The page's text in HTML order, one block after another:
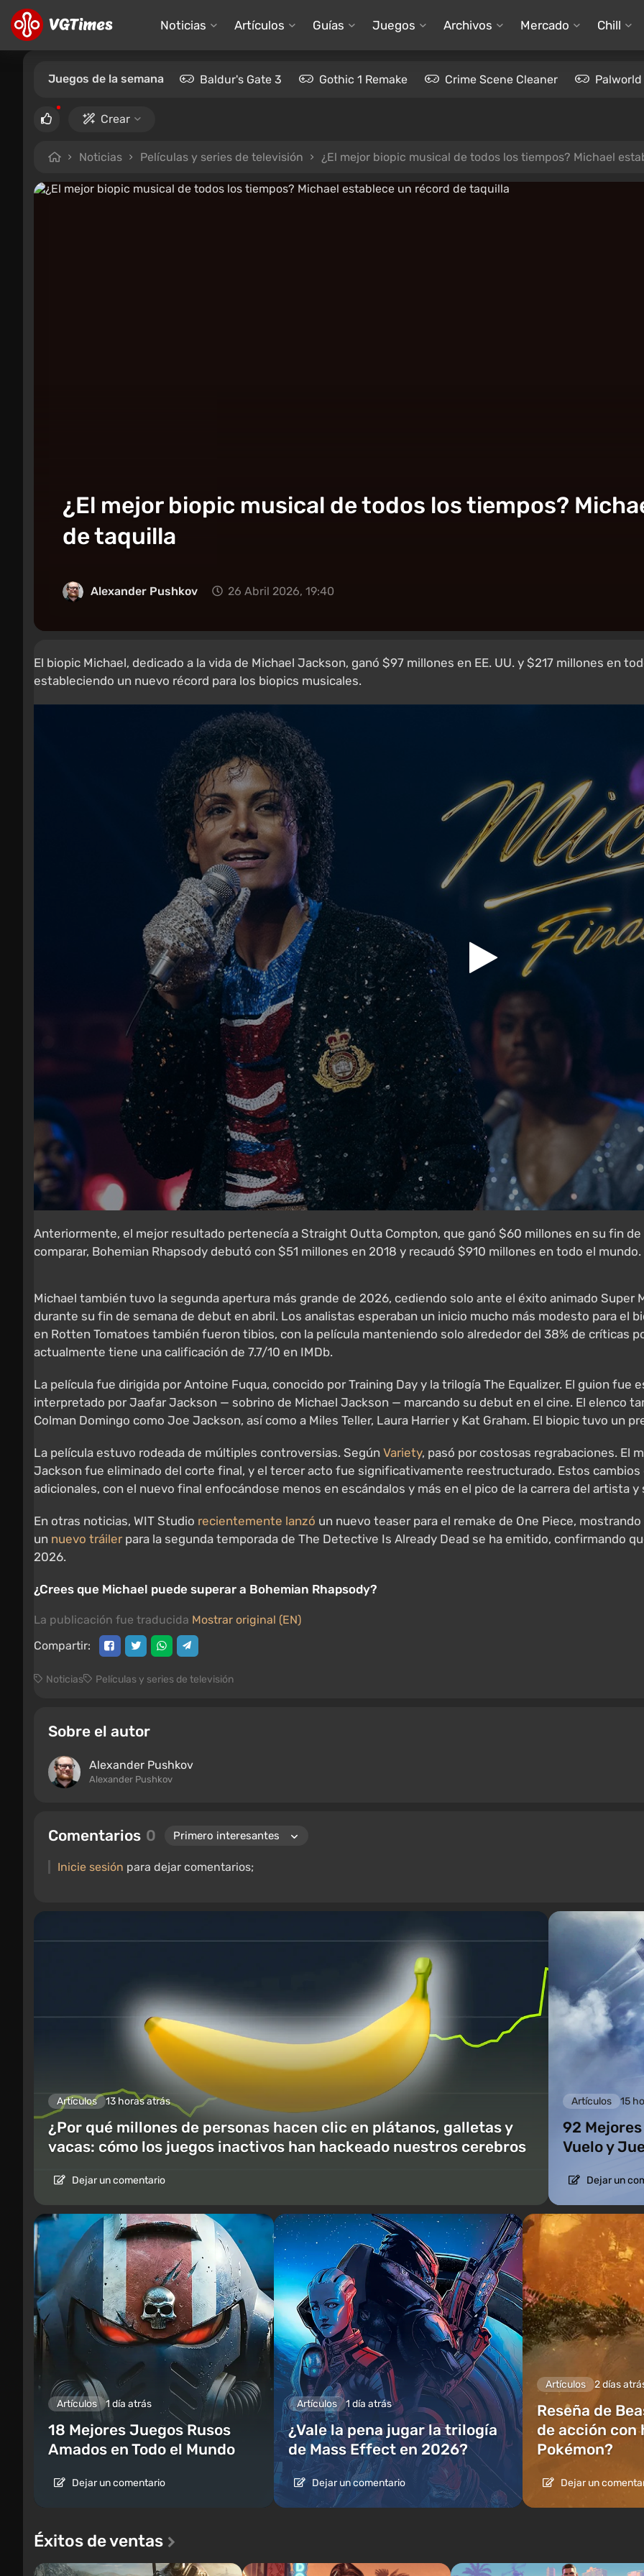
Noticias Artículos Guías Juegos Archivos Mercado Chill
Juegos de la semana Baldur's Gate 3 Gothic 1 Remake Crime Scene Cleaner Palworld
Crear
Noticias Películas y series de televisión ¿El mejor biopic musical de todos los tiempos? Michael
¿El mejor biopic musical de todos los tiempos?
de taquilla
Alexander Pushkov 26 Abril 2026, 19:40
El biopic Michael, dedicado a la vida de Michael Jackson, ganó $97 millones en EE. UU. y $217 millones en
estableciendo un nuevo récord para los biopics musicales.
Anteriormente, el mejor resultado pertenecía a Straight Outta Compton, que ganó $60 millones en su fin de
comparar, Bohemian Rhapsody debutó con $51 millones en 2018 y recaudó $910 millones en todo el mundo.
Michael también tuvo la segunda apertura más grande de 2026, cediendo solo ante el éxito animado Super
durante su fin de semana de debut en abril. Los analistas esperaban un inicio mucho más modesto para el
en Rotten Tomatoes también fueron tibios, con la película manteniendo solo alrededor del 38% de críticas
actualmente tiene una calificación de 7.7/10 en IMDb.
La película fue dirigida por Antoine Fuqua, conocido por Training Day y la trilogía The Equalizer. El guion fue
interpretado por Jaafar Jackson — sobrino de Michael Jackson — marcando su debut en el cine. El elenco
Colman Domingo como Joe Jackson, así como a Miles Teller, Laura Harrier y Kat Graham. El biopic tuvo un
La película estuvo rodeada de múltiples controversias. Según Variety, pasó por costosas regrabaciones. El
Jackson fue eliminado del corte final, y el tercer acto fue significativamente reestructurado. Estos
adicionales, con el nuevo final enfocándose menos en escándalos y más en el pico de la carrera del artista y
En otras noticias, WIT Studio recientemente lanzó un nuevo teaser para el remake de One Piece,
un nuevo tráilerpara la segunda temporada de The Detective Is Already Dead se ha emitido, confirmando
2026.
¿Crees que Michael puede superar a Bohemian Rhapsody?
La publicación fue traducida Mostrar original (EN)
Compartir:
Noticias Películas y series de televisión
Sobre el autor
Alexander Pushkov
Alexander Pushkov
Comentarios 0
Inicie sesión para dejar comentarios;
Artículos 13 horas atrás
¿Por qué millones de personas hacen clic en plátanos, galletas y
vacas: cómo los juegos inactivos han hackeado nuestros cerebros
Dejar un comentario
Artículos 15
92
Vuelo y
Dejar un
Artículos 1 día atrás
18 Mejores Juegos Rusos
Amados en Todo el Mundo
Dejar un comentario
Artículos 1 día atrás
¿Vale la pena jugar la trilogía
de Mass Effect en 2026?
Dejar un comentario
Artículos 2 días
Reseña de
de acción con
Pokémon?
Dejar un
Éxitos de ventas